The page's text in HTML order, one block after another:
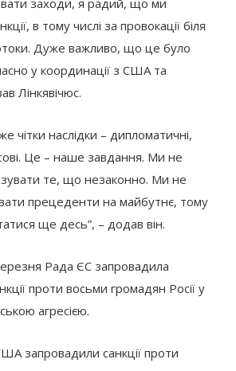
в тому числі за провокації біля
Дуже важливо, що це було
у координації з США та
Лінкявічюс.
чітки наслідки – дипломатичні,
Це – наше завдання. Ми не
те, що незаконно. Ми не
прецеденти на майбутнє, тому
ще десь”, – додав він.
Рада ЄС запровадила
проти восьми громадян Росії у
агресією.
запровадили санкції проти